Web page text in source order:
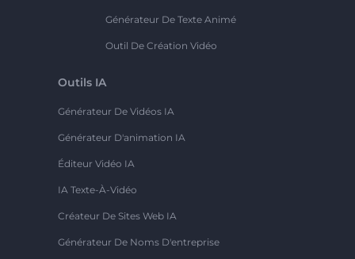
Générateur De Texte Animé
Outil De Création Vidéo
Outils IA
Générateur De Vidéos IA
Générateur D'animation IA
Éditeur Vidéo IA
IA Texte-À-Vidéo
Créateur De Sites Web IA
Générateur De Noms D'entreprise